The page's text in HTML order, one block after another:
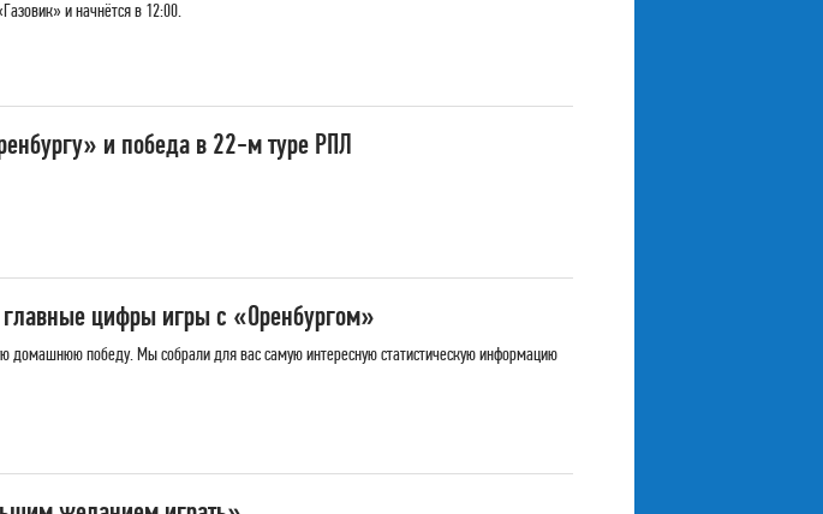
и начнётся в 12:00.
и победа в 22-м туре РПЛ
цифры игры с «Оренбургом»
домашнюю победу. Мы собрали для вас самую интересную статистическую информацию